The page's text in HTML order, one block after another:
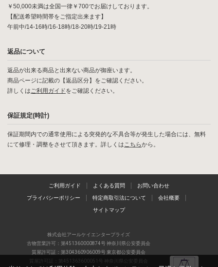
￥50,000未満は全国一律￥700でお届けしております。
【配送希望時間帯をご指定出来ます】
午前中/14-16時/16-18時/18-20時/19-21時
返品について
返品が出来る商品と出来ない商品が御座います。
商品ページに記載の【返品区分】をご確認ください。
詳しくはご利用ガイドをご確認ください。
保証規定(時計)
保証期間内での通常使用による突発的な不具合等が発生した場合には、無料
にて修理・調整をさせて頂きます。詳しくはこちらから。
ご利用ガイド よくある質問 お問い合わせ
プライバシーポリシー 特定商取引法について 会社概要
サイトマップ
株式会社アールケイエンタープライズ
古物営業許可：第451360000874号 神奈川県公安委員会
質屋許可証：第304360906009号 東京都公安委員会
質屋許可証：第451363600051号 神奈川県公安委員会